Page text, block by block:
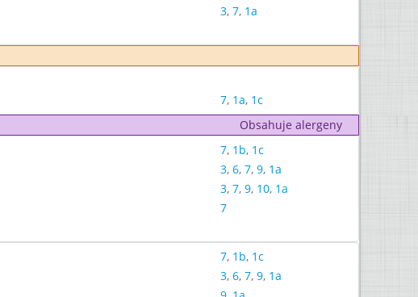
3, 7, 1a
7, 1a, 1c
Obsahuje alergeny
7, 1b, 1c
3, 6, 7, 9, 1a
3, 7, 9, 10, 1a
7
7, 1b, 1c
3, 6, 7, 9, 1a